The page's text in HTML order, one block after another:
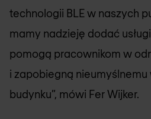
technologii BLE w naszych
mamy nadzieję dodać
pomogą pracownikom w
i zapobiegną nieumyślnemu
budynku”, mówi Fer Wijker.